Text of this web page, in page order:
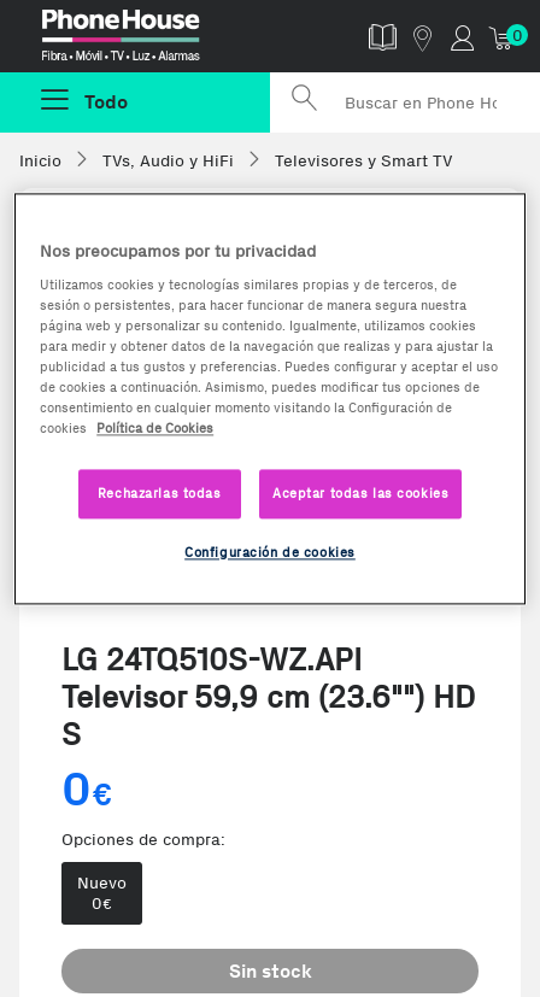
0
Todo
Inicio TVs, Audio y HiFi Televisores y Smart TV
LG 24TQ510S-WZ.API
Televisor 59,9 cm (23.6"") HD
S
0€
Opciones de compra:
Nuevo
0€
Sin stock
Nos preocupamos por tu privacidad
Utilizamos cookies y tecnologías similares propias y de terceros, de
sesión o persistentes, para hacer funcionar de manera segura nuestra
página web y personalizar su contenido. Igualmente, utilizamos cookies
para medir y obtener datos de la navegación que realizas y para ajustar la
publicidad a tus gustos y preferencias. Puedes configurar y aceptar el uso
de cookies a continuación. Asimismo, puedes modificar tus opciones de
consentimiento en cualquier momento visitando la Configuración de
cookies
Política de Cookies
Rechazarlas todas Aceptar todas las cookies
Configuración de cookies